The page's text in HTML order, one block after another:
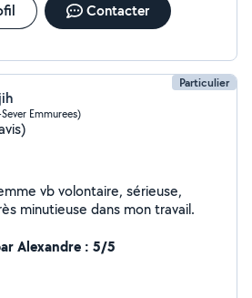
Contacter
Particulier
Emmurees)
vb volontaire, sérieuse,
minutieuse dans mon travail.
Alexandre : 5/5